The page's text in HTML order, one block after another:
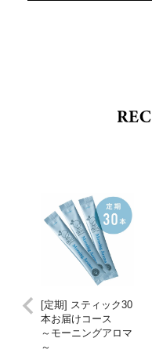
[定期] スティック30
本お届けコース
～モーニングアロマ
～